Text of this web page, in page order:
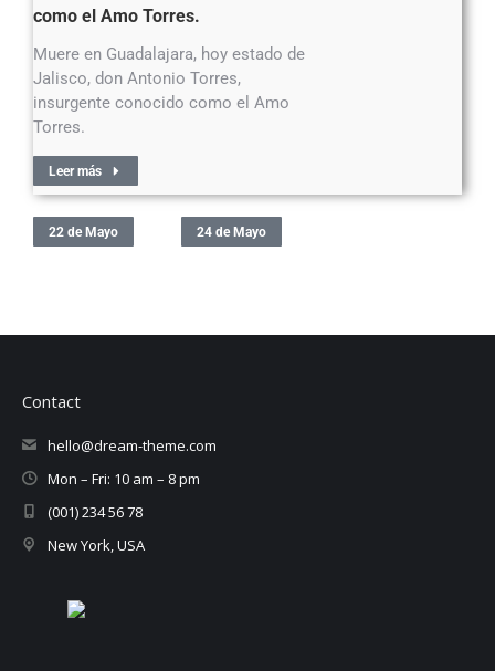
como el Amo Torres.
Muere en Guadalajara, hoy estado de
Jalisco, don Antonio Torres,
insurgente conocido como el Amo
Torres.
Leer más
22 de Mayo 24 de Mayo
Contact
hello@dream-theme.com
Mon – Fri: 10 am – 8 pm
(001) 234 56 78
New York, USA